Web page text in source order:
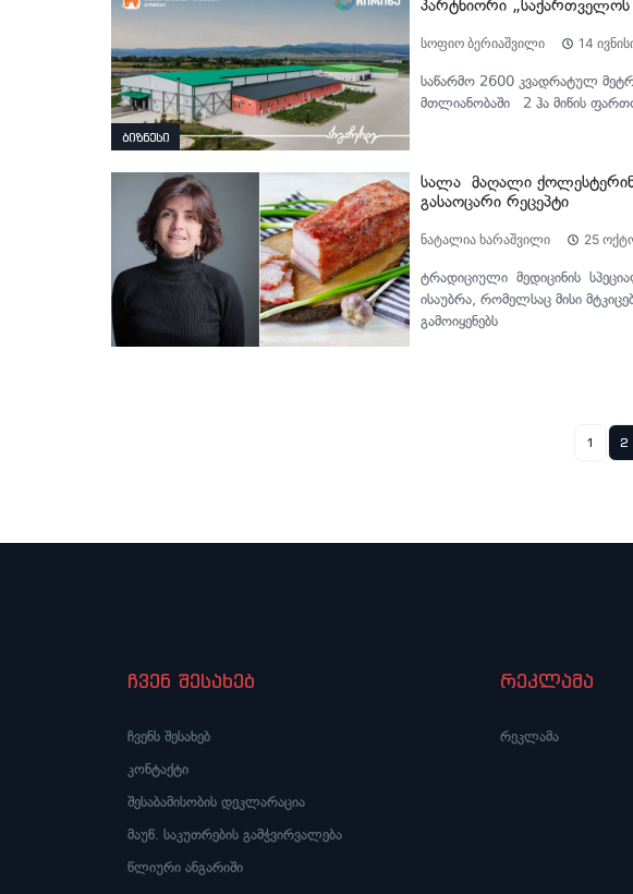
ბიზნესი
პარტნიორი „საქართველოს
სოფიო ბერიაშვილი 14
საწარმო 2600 კვადრატულ
მთლიანობაში 2 ჰა მიწის
სალა მაღალი
გასაოცარი რეცეპტი
ნატალია ხარაშვილი 25
ტრადიციული მედიცინის
ისაუბრა, რომელსაც მისი
გამოიყენებს
1 2
ჩვენ შესახებ
ჩვენს შესახებ
კონტაქტი
შესაბამისობის დეკლარაცია
მაუწ. საკუთრების გამჭვირვალება
წლიური ანგარიში
რეკლამა
რეკლამა